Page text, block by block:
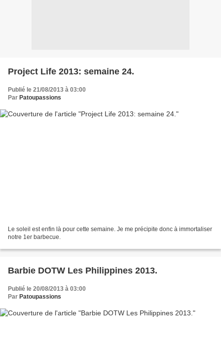
Project Life 2013: semaine 24.
Publié le 21/08/2013 à 03:00
Par Patoupassions
Le soleil est enfin là pour cette semaine. Je me précipite donc à immortaliser
notre 1er barbecue.
Barbie DOTW Les Philippines 2013.
Publié le 20/08/2013 à 03:00
Par Patoupassions